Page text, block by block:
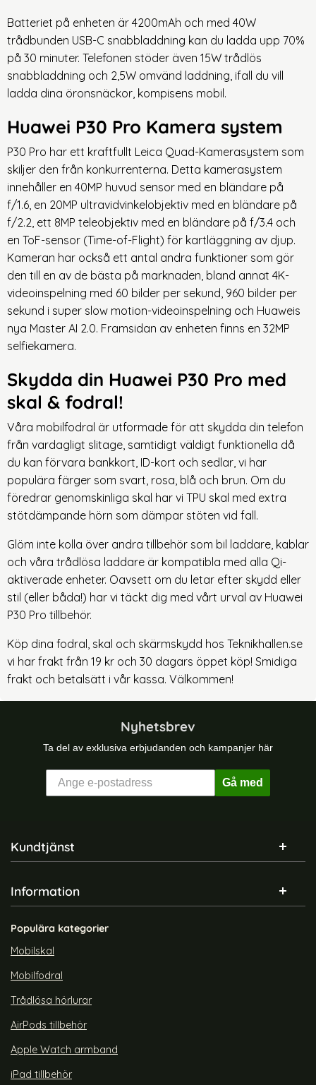
Batteriet på enheten är 4200mAh och med 40W
trådbunden USB-C snabbladdning kan du ladda upp 70%
på 30 minuter. Telefonen stöder även 15W trådlös
snabbladdning och 2,5W omvänd laddning, ifall du vill
ladda dina öronsnäckor, kompisens mobil.
Huawei P30 Pro Kamera system
P30 Pro har ett kraftfullt Leica Quad-Kamerasystem som
skiljer den från konkurrenterna. Detta kamerasystem
innehåller en 40MP huvud sensor med en bländare på
f/1.6, en 20MP ultravidvinkelobjektiv med en bländare på
f/2.2, ett 8MP teleobjektiv med en bländare på f/3.4 och
en ToF-sensor (Time-of-Flight) för kartläggning av djup.
Kameran har också ett antal andra funktioner som gör
den till en av de bästa på marknaden, bland annat 4K-
videoinspelning med 60 bilder per sekund, 960 bilder per
sekund i super slow motion-videoinspelning och Huaweis
nya Master AI 2.0. Framsidan av enheten finns en 32MP
selfiekamera.
Skydda din Huawei P30 Pro med
skal & fodral!
Våra mobilfodral är utformade för att skydda din telefon
från vardagligt slitage, samtidigt väldigt funktionella då
du kan förvara bankkort, ID-kort och sedlar, vi har
populära färger som svart, rosa, blå och brun. Om du
föredrar genomskinliga skal har vi TPU skal med extra
stötdämpande hörn som dämpar stöten vid fall.
Glöm inte kolla över andra tillbehör som bil laddare, kablar
och våra trådlösa laddare är kompatibla med alla Qi-
aktiverade enheter. Oavsett om du letar efter skydd eller
stil (eller båda!) har vi täckt dig med vårt urval av Huawei
P30 Pro tillbehör.
Köp dina fodral, skal och skärmskydd hos Teknikhallen.se
vi har frakt från 19 kr och 30 dagars öppet köp! Smidiga
frakt och betalsätt i vår kassa. Välkommen!
Nyhetsbrev
Ta del av exklusiva erbjudanden och kampanjer här
Gå med
Sidfot Blandad info och länkar
Kundtjänst
Information
Populära kategorier
Mobilskal
Mobilfodral
Trådlösa hörlurar
AirPods tillbehör
Apple Watch armband
iPad tillbehör